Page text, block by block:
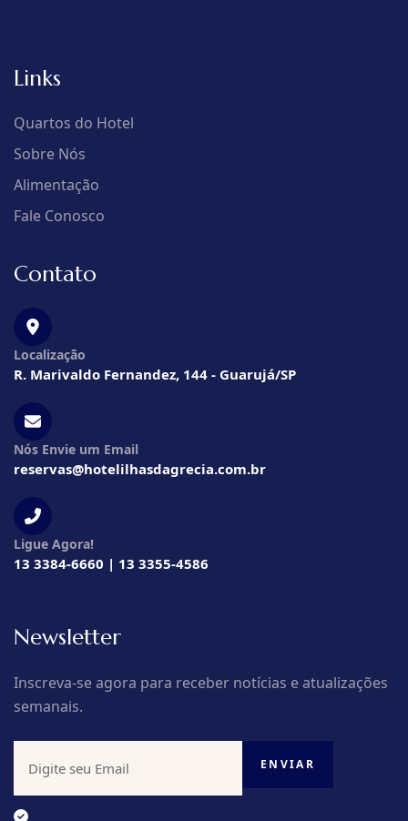
Links
Quartos do Hotel
Sobre Nós
Alimentação
Fale Conosco
Contato
Localização
R. Marivaldo Fernandez, 144 - Guarujá/SP
Nós Envie um Email
reservas@hotelilhasdagrecia.com.br
Ligue Agora!
13 3384-6660 | 13 3355-4586
Newsletter
Inscreva-se agora para receber notícias e atualizações
semanais.